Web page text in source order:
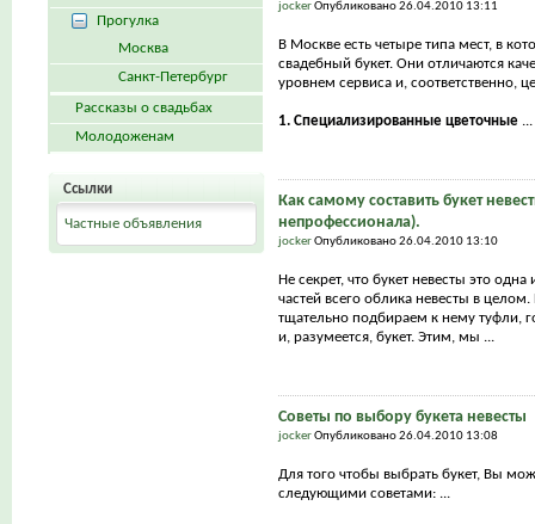
jockerОпубликовано 26.04.2010 13:11
В Москве есть четыре типа мест, в
свадебный букет. Они отличаются
уровнем сервиса и, соответственно,
1. Специализированные цветочные...
Как самому составить букет
непрофессионала).
jockerОпубликовано 26.04.2010 13:10
Не секрет, что букет невесты это
частей всего облика невесты в
тщательно подбираем к нему туфли,
и, разумеется, букет. Этим, мы ...
Советы по выбору букета невесты
jockerОпубликовано 26.04.2010 13:08
Для того чтобы выбрать букет, Вы
следующими советами: ...
Прогулка
Москва
Санкт-Петербург
Рассказы о свадьбах
Молодоженам
Ссылки
Частные объявления